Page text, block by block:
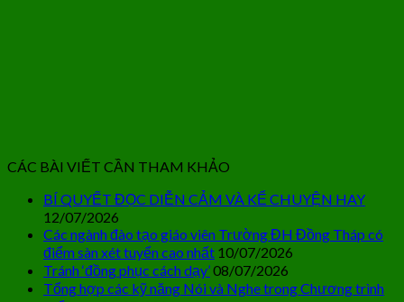
CÁC BÀI VIẾT CẦN THAM KHẢO
BÍ QUYẾT ĐỌC DIỄN CẢM VÀ KỂ CHUYỆN HAY
12/07/2026
Các ngành đào tạo giáo viên Trường ĐH Đồng Tháp có
điểm sàn xét tuyển cao nhất 10/07/2026
Tránh ‘đồng phục cách dạy’08/07/2026
Tổng hợp các kỹ năng Nói và Nghe trong Chương trình